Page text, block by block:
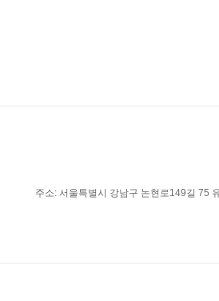
주소: 서울특별시 강남구 논현로149길 75